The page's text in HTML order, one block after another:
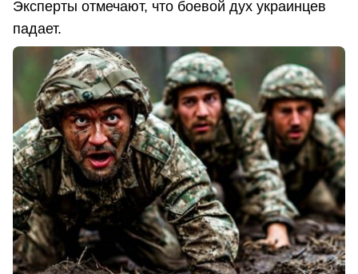
Эксперты отмечают, что боевой дух украинцев
падает.